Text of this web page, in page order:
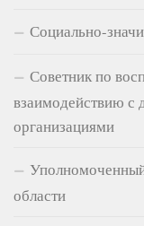
Социально-
Советник по
взаимодействию с
организациями
области